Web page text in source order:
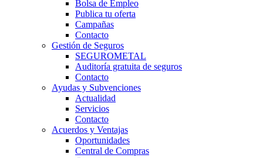
Bolsa de Empleo
Publica tu oferta
Campañas
Contacto
Gestión de Seguros
SEGUROMETAL
Auditoría gratuita de seguros
Contacto
Ayudas y Subvenciones
Actualidad
Servicios
Contacto
Acuerdos y Ventajas
Oportunidades
Central de Compras